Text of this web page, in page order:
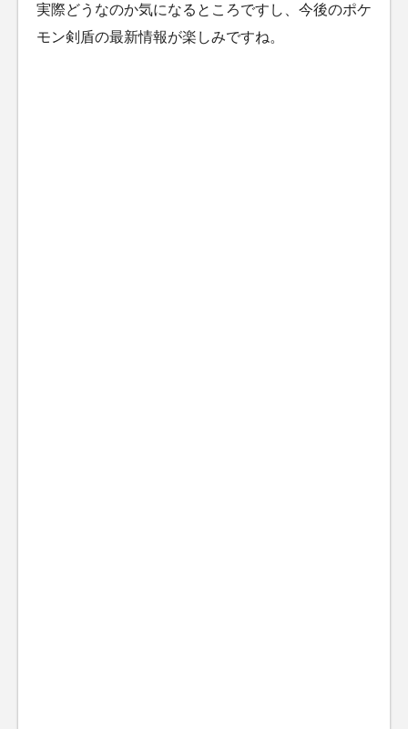
実際どうなのか気になるところですし、今後のポケ
モン剣盾の最新情報が楽しみですね。